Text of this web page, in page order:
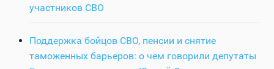
участников СВО
Поддержка бойцов СВО, пенсии и снятие
таможенных барьеров: о чем говорили депутаты